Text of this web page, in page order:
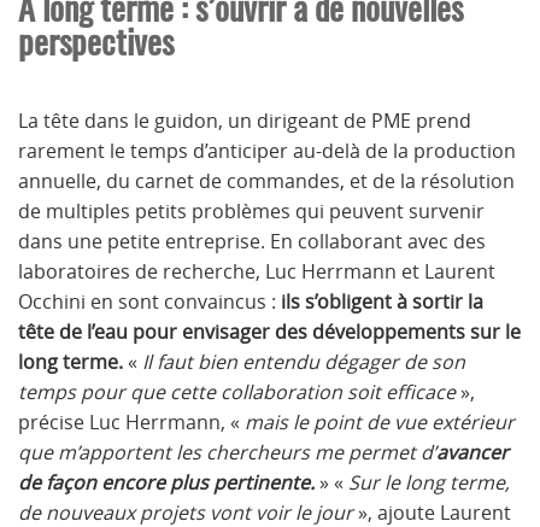
perspectives
La tête dans le guidon, un dirigeant de PME prend
rarement le temps d’anticiper au-delà de la production
annuelle, du carnet de commandes, et de la résolution
de multiples petits problèmes qui peuvent survenir
dans une petite entreprise. En collaborant avec des
laboratoires de recherche, Luc Herrmann et Laurent
Occhini en sont convaincus : ils s’obligent à sortir la
tête de l’eau pour envisager des développements sur le
long terme.« Il faut bien entendu dégager de son
temps pour que cette collaboration soit efficace»,
précise Luc Herrmann, « mais le point de vue extérieur
que m’apportent les chercheurs me permet d’avancer
de façon encore plus pertinente.» « Sur le long terme,
de nouveaux projets vont voir le jour», ajoute Laurent